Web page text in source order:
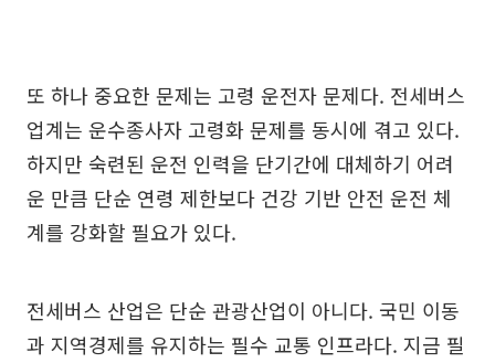
또 하나 중요한 문제는 고령 운전자 문제다. 전세버스
업계는 운수종사자 고령화 문제를 동시에 겪고 있다.
하지만 숙련된 운전 인력을 단기간에 대체하기 어려
운 만큼 단순 연령 제한보다 건강 기반 안전 운전 체
계를 강화할 필요가 있다.
전세버스 산업은 단순 관광산업이 아니다. 국민 이동
과 지역경제를 유지하는 필수 교통 인프라다. 지금 필